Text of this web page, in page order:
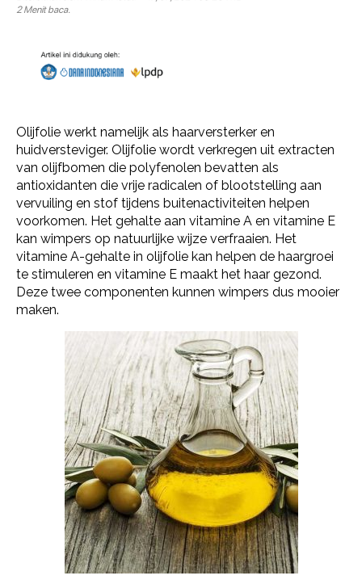
2 Menit baca.
Olijfolie werkt namelijk als haarversterker en
huidversteviger. Olijfolie wordt verkregen uit extracten
van olijfbomen die polyfenolen bevatten als
antioxidanten die vrije radicalen of blootstelling aan
vervuiling en stof tijdens buitenactiviteiten helpen
voorkomen. Het gehalte aan vitamine A en vitamine E
kan wimpers op natuurlijke wijze verfraaien. Het
vitamine A-gehalte in olijfolie kan helpen de haargroei
te stimuleren en vitamine E maakt het haar gezond.
Deze twee componenten kunnen wimpers dus mooier
maken.